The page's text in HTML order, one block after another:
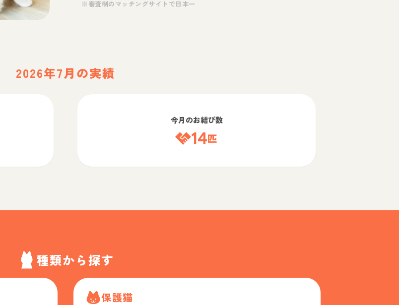
※審査制のマッチングサイトで日本一
2026年7月の実績
今月のお結び数
14匹
種類から探す
保護猫